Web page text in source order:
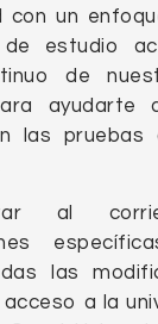
con un
de estudio
de
ayudarte
las
al
las
a la